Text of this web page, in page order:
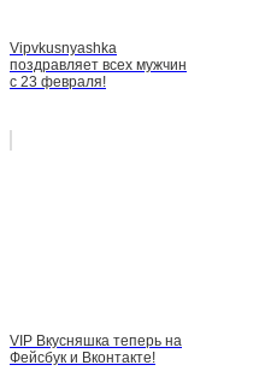
Vipvkusnyashka
поздравляет всех мужчин
с 23 февраля!
VIP Вкусняшка теперь на
Фейсбук и Вконтакте!